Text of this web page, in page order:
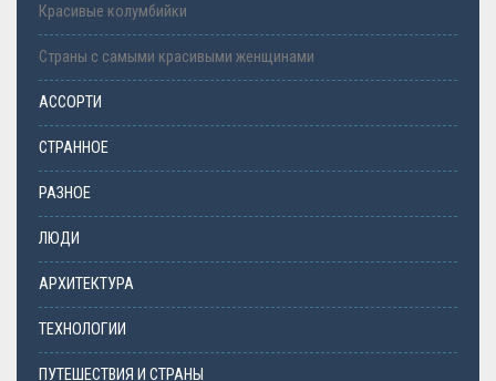
Красивые колумбийки
Страны с самыми красивыми женщинами
АССОРТИ
СТРАННОЕ
РАЗНОЕ
ЛЮДИ
АРХИТЕКТУРА
ТЕХНОЛОГИИ
ПУТЕШЕСТВИЯ И СТРАНЫ